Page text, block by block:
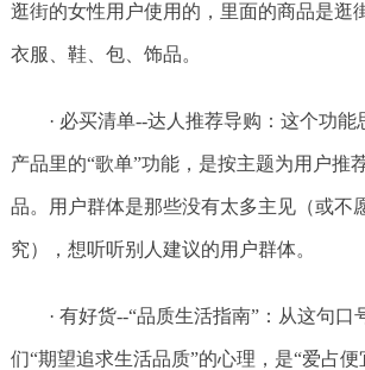
逛街的女性用户使用的，里面的商品是逛
衣服、鞋、包、饰品。
· 必买清单--达人推荐导购：这个功
产品里的“歌单”功能，是按主题为用户推
品。用户群体是那些没有太多主见（或不
究），想听听别人建议的用户群体。
· 有好货--“品质生活指南”：从这句口
们“期望追求生活品质”的心理，是“爱占